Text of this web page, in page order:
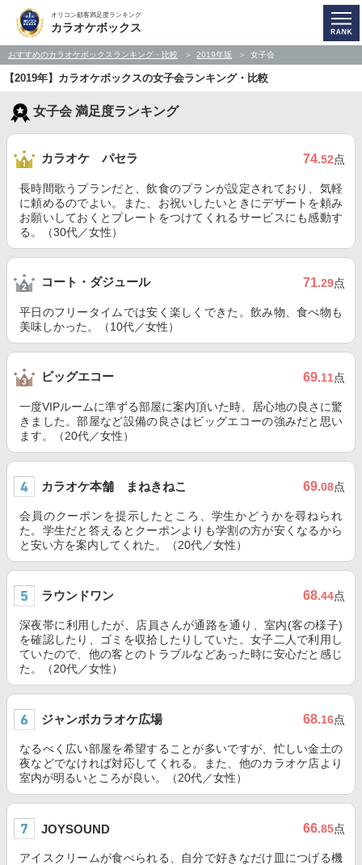
オリコン顧客満足度ランキング
カラオケボックス
おすすめのカラオケボックスランキング・比較 2019年版 女子会
【2019年】カラオケボックスの女子会ランキング・比較
女子会 満足度ランキング
カラオケ パセラ 74.52点
長時間歌うプランだと、飲食のプランが設定されており、気軽
に頼めるのでよい。また、お祝いしたいときにデザートを頼み
お願いしておくとプレートをつけてくれるサービスにも感動す
る。（30代／女性）
コート・ダジュール 71.29点
平日のフリータイムでは安く楽しくできた。飲み物、食べ物も
美味しかった。（10代／女性）
ビッグエコー 69.11点
一度VIPルームに準ずる部屋に案内頂いた時、居心地の良さに驚
きました。部屋など設備の良さはビッグエコーの強みだと思い
ます。（20代／女性）
カラオケ本舗 まねきねこ 69.08点
会員のクーポンを提示したところ、学生かどうかを尋ねられ
た。学生だと答えるとクーポンよりも学割の方が安くなるから
と安い方を案内してくれた。（20代／女性）
ラウンドワン 68.44点
深夜帯に利用したが、店員さんが通路を通り、室内(客の様子)
を確認したり、ゴミを収拾したりしていた。女子二人で利用し
ていたので、他の客とのトラブルなどあった時に安心だと感じ
た。（20代／女性）
ジャンボカラオケ広場 68.16点
なるべく広い部屋を希望することが多いですが、忙しい金土の
夜などでなければ対応してくれる。また、他のカラオケ店より
室内が明るいところが良い。（20代／女性）
JOYSOUND 66.85点
アイスクリームが食べられる、自分で好きなだけ皿につげる機